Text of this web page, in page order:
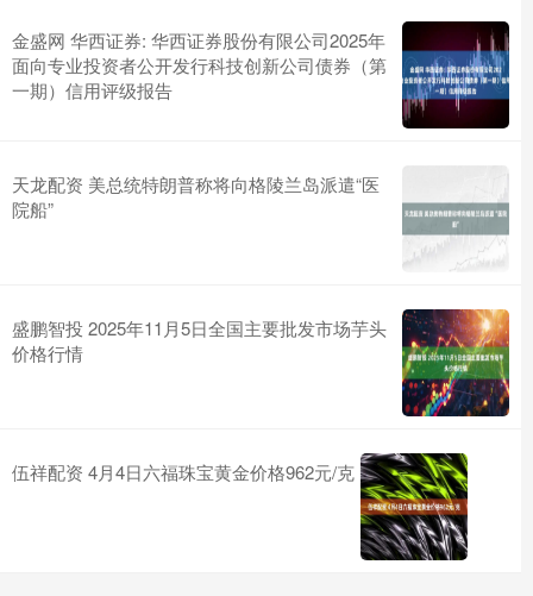
金盛网 华西证券: 华西证券股份有限公司2025年
面向专业投资者公开发行科技创新公司债券（第
一期）信用评级报告
天龙配资 美总统特朗普称将向格陵兰岛派遣“医
院船”
盛鹏智投 2025年11月5日全国主要批发市场芋头
价格行情
伍祥配资 4月4日六福珠宝黄金价格962元/克